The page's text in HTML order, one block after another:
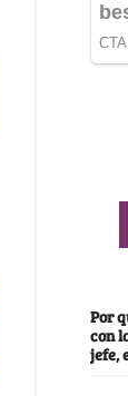
Por
con
jefe,